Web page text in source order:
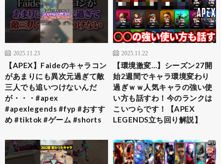
2025.11.23
【APEX】Faideのキャラコン
があまりにも異次元過ぎて敵
三人でも追いつけないんだ
が・・・#apex
#apexlegends #fyp #おすす
め #tiktok #ゲーム #shorts
2025.11.22
【環境激変…】シーズン27開
始2週間でキャラ環境変わり
過ぎｗｗ人気キャラの強い使
い方も話すわ！今のランクは
こいつらです！【APEX
LEGENDS立ち回り解説】